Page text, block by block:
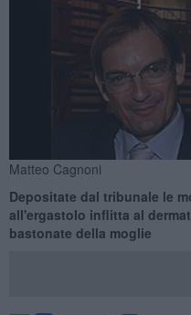
Matteo Cagnoni
Depositate dal tribunale le
all'ergastolo inflitta al
bastonate della moglie